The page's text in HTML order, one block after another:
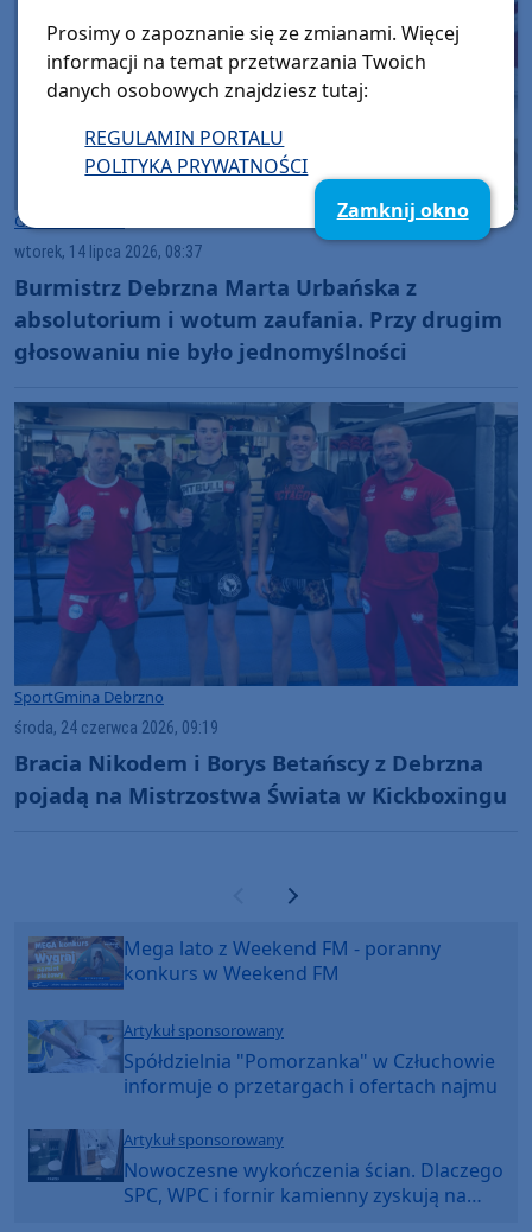
Gmina Debrzno
wtorek, 14 lipca 2026, 08:37
Burmistrz Debrzna Marta Urbańska z
absolutorium i wotum zaufania. Przy drugim
głosowaniu nie było jednomyślności
SportGmina Debrzno
środa, 24 czerwca 2026, 09:19
Bracia Nikodem i Borys Betańscy z Debrzna
pojadą na Mistrzostwa Świata w Kickboxingu
Poprzednia strona
Następna strona
Mega lato z Weekend FM - poranny
konkurs w Weekend FM
Artykuł sponsorowany
Spółdzielnia "Pomorzanka" w Człuchowie
informuje o przetargach i ofertach najmu
Artykuł sponsorowany
Nowoczesne wykończenia ścian. Dlaczego
SPC, WPC i fornir kamienny zyskują na
Prosimy o zapoznanie się ze zmianami. Więcej
informacji na temat przetwarzania Twoich
danych osobowych znajdziesz tutaj:
REGULAMIN PORTALU
POLITYKA PRYWATNOŚCI
Zamknij okno